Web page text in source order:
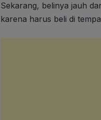
Sekarang, belinya jauh
karena harus beli di